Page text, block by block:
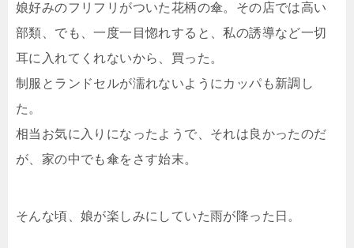
娘好みのフリフリがついた花柄の傘。その店では高い
部類、でも、一度一目惚れすると、私の誘導など一切
耳に入れてくれないから、買った。
制服とランドセルが濡れないようにカッパも新調し
た。
相当お気に入りになったようで、それは良かったのだ
が、家の中でも傘をさす始末。
そんな頃、娘が楽しみにしていた雨が降った日。